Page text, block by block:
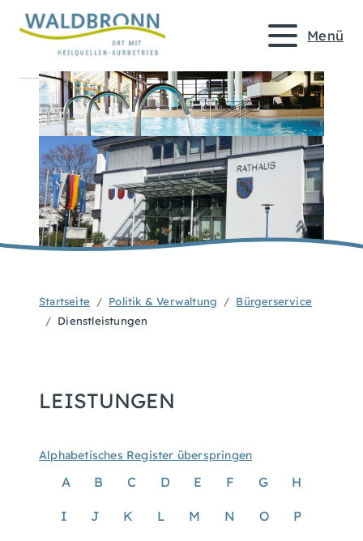
Menü
Startseite Politik & Verwaltung
Bürgerservice
Dienstleistungen
LEISTUNGEN
Alphabetisches Register überspringen
A B C D E F G H
I J K L M N O P